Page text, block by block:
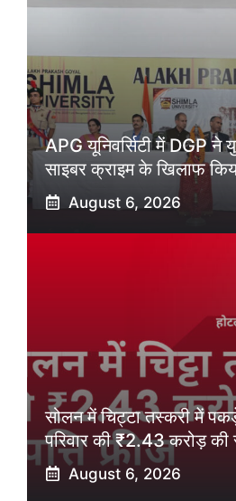
APG यूनिवर्सिटी में DGP ने
साइबर क्राइम के खिलाफ
August 6, 2026
सोलन में चिट्टा तस्करी में
परिवार की ₹2.43 करोड़ की
August 6, 2026